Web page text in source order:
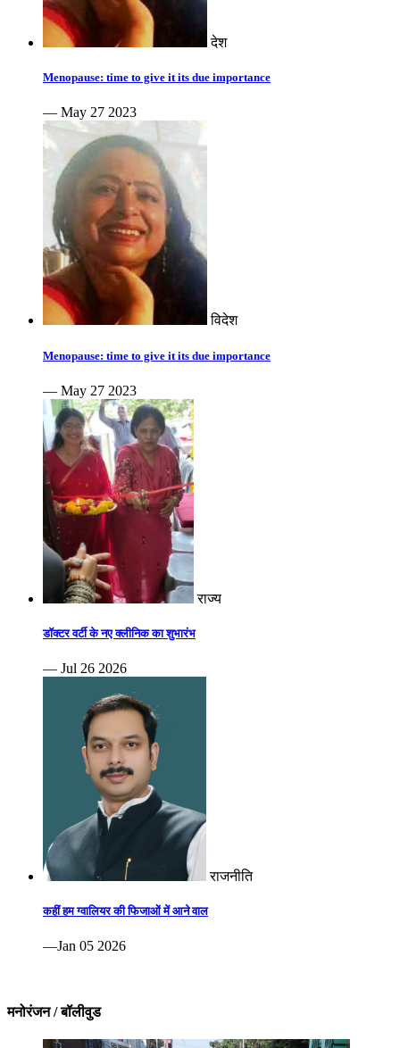
देश
Menopause: time to give it its due importance
— May 27 2023
विदेश
Menopause: time to give it its due importance
— May 27 2023
राज्य
डॉक्टर वर्टी के नए क्लीनिक का शुभारंभ
— Jul 26 2026
राजनीति
कहीं हम ग्वालियर की फिजाओं में आने वाल
—Jan 05 2026
मनोरंजन / बॉलीवुड